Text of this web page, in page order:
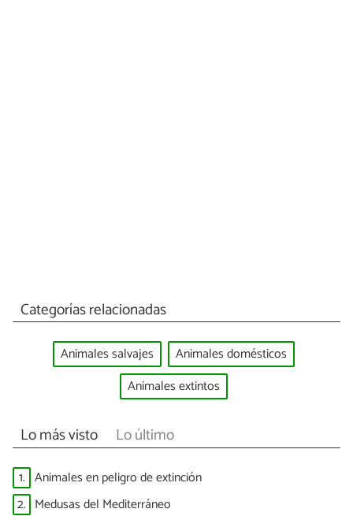
Categorías relacionadas
Animales salvajes
Animales domésticos
Animales extintos
Lo más visto Lo último
1. Animales en peligro de extinción
2. Medusas del Mediterráneo